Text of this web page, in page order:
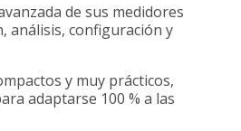
de sus medidores
análisis, configuración y
y muy prácticos,
adaptarse 100 % a las